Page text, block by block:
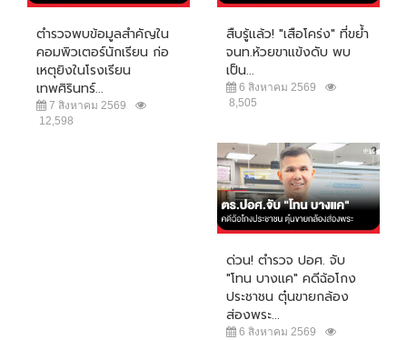
ตำรวจพบข้อมูลสำคัญใน
คอมพิวเตอร์นักเรียน ก่อ
เหตุยิงในโรงเรียน
เทพศิรินทร์...
7 สิงหาคม 2569
12,598
สืบรู้แล้ว! "เสือโคร่ง" ที่ขย้ำ
จนท.ห้วยขาแข้งดับ พบ
เป็น...
6 สิงหาคม 2569
8,505
ด่วน! ตำรวจ ปอศ. จับ
"โทน บางแค" คดีฉ้อโกง
ประชาชน ตุ๋นขายกล้อง
ส่องพระ...
6 สิงหาคม 2569